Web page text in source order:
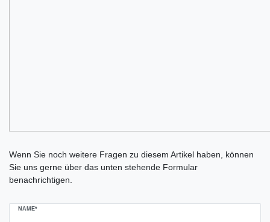
Wenn Sie noch weitere Fragen zu diesem Artikel haben, können
Sie uns gerne über das unten stehende Formular
benachrichtigen.
NAME*